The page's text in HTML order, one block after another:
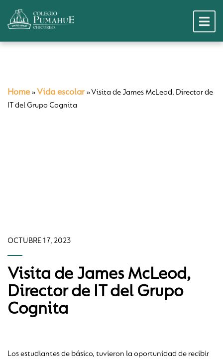
Home » Vida escolar»Visita de James McLeod, Director de
IT del Grupo Cognita
OCTUBRE 17, 2023
Visita de James McLeod,
Director de IT del Grupo
Cognita
Los estudiantes de básico, tuvieron la oportunidad de recibir